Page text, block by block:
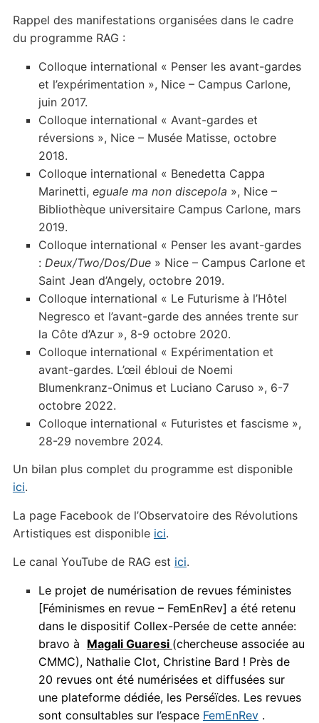
Rappel des manifestations organisées dans le cadre
du programme RAG :
Colloque international « Penser les avant-gardes
et l’expérimentation », Nice – Campus Carlone,
juin 2017.
Colloque international « Avant-gardes et
réversions », Nice – Musée Matisse, octobre
2018.
Colloque international « Benedetta Cappa
Marinetti, eguale ma non discepola », Nice –
Bibliothèque universitaire Campus Carlone, mars
2019.
Colloque international « Penser les avant-gardes
: Deux/Two/Dos/Due» Nice – Campus Carlone et
Saint Jean d’Angely, octobre 2019.
Colloque international « Le Futurisme à l’Hôtel
Negresco et l’avant-garde des années trente sur
la Côte d’Azur », 8-9 octobre 2020.
Colloque international « Expérimentation et
avant-gardes. L’œil ébloui de Noemi
Blumenkranz-Onimus et Luciano Caruso », 6-7
octobre 2022.
Colloque international « Futuristes et fascisme »,
28-29 novembre 2024.
Un bilan plus complet du programme est disponible
ici.
La page Facebook de l’Observatoire des Révolutions
Artistiques est disponible ici.
Le canal YouTube de RAG est ici.
Le projet de numérisation de revues féministes
[Féminismes en revue – FemEnRev] a été retenu
dans le dispositif Collex-Persée de cette année:
bravo à Magali Guaresi (chercheuse associée au
CMMC), Nathalie Clot, Christine Bard ! Près de
20 revues ont été numérisées et diffusées sur
une plateforme dédiée, les Perséïdes. Les revues
sont consultables sur l’espace FemEnRev.